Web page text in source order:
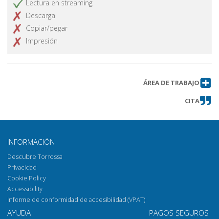
Lectura en streaming
Descarga
Copiar/pegar
Impresión
ÁREA DE TRABAJO
CITA
INFORMACIÓN
Descubre Torrossa
Privacidad
Cookie Policy
Accessibility
Informe de conformidad de accesibilidad (VPAT)
AYUDA PAGOS SEGUROS